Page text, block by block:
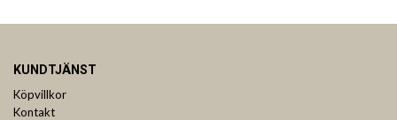
KUNDTJÄNST
Köpvillkor
Kontakt